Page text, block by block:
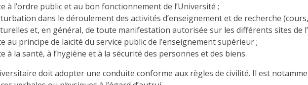
à l’ordre public et au bon fonctionnement de l’Université ;
dans le déroulement des activités d’enseignement et de recherche
et, en général, de toute manifestation autorisée sur les différents sites de
au principe de laïcité du service public de l’enseignement supérieur ;
à la santé, à l’hygiène et à la sécurité des personnes et des biens.
doit adopter une conduite conforme aux règles de civilité. Il est